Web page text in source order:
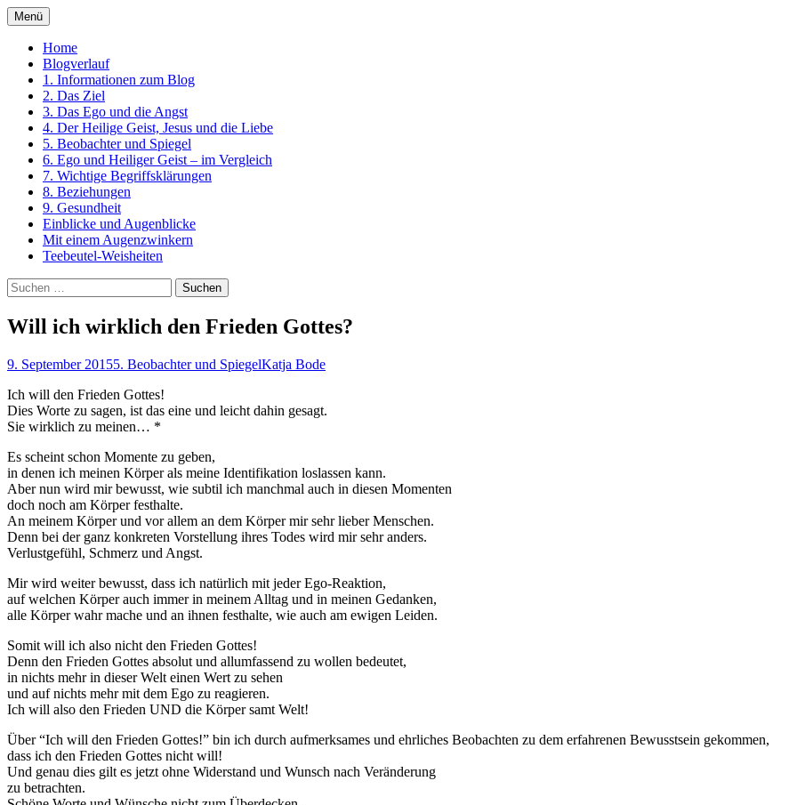
Zum
Inhalt
springen
Ein Kurs in Wundern
Menü
Home
Blogverlauf
1. Informationen zum Blog
2. Das Ziel
3. Das Ego und die Angst
4. Der Heilige Geist, Jesus und die Liebe
5. Beobachter und Spiegel
6. Ego und Heiliger Geist – im Vergleich
7. Wichtige Begriffsklärungen
8. Beziehungen
9. Gesundheit
Einblicke und Augenblicke
Mit einem Augenzwinkern
Teebeutel-Weisheiten
Suchen
nach:
Will ich wirklich den Frieden Gottes?
9. September 20155. Beobachter und SpiegelKatja Bode
Ich will den Frieden Gottes!
Dies Worte zu sagen, ist das eine und leicht dahin gesagt.
Sie wirklich zu meinen… *
Es scheint schon Momente zu geben,
in denen ich meinen Körper als meine Identifikation loslassen kann.
Aber nun wird mir bewusst, wie subtil ich manchmal auch in diesen Momenten
doch noch am Körper festhalte.
An meinem Körper und vor allem an dem Körper mir sehr lieber Menschen.
Denn bei der ganz konkreten Vorstellung ihres Todes wird mir sehr anders.
Verlustgefühl, Schmerz und Angst.
Mir wird weiter bewusst, dass ich natürlich mit jeder Ego-Reaktion,
auf welchen Körper auch immer in meinem Alltag und in meinen Gedanken,
alle Körper wahr mache und an ihnen festhalte, wie auch am ewigen Leiden.
Somit will ich also nicht den Frieden Gottes!
Denn den Frieden Gottes absolut und allumfassend zu wollen bedeutet,
in nichts mehr in dieser Welt einen Wert zu sehen
und auf nichts mehr mit dem Ego zu reagieren.
Ich will also den Frieden UND die Körper samt Welt!
Über “Ich will den Frieden Gottes!” bin ich durch aufmerksames und ehrliches Beobachten zu dem erfahrenen Bewusstsein gekommen,
dass ich den Frieden Gottes nicht will!
Und genau dies gilt es jetzt ohne Widerstand und Wunsch nach Veränderung
zu betrachten.